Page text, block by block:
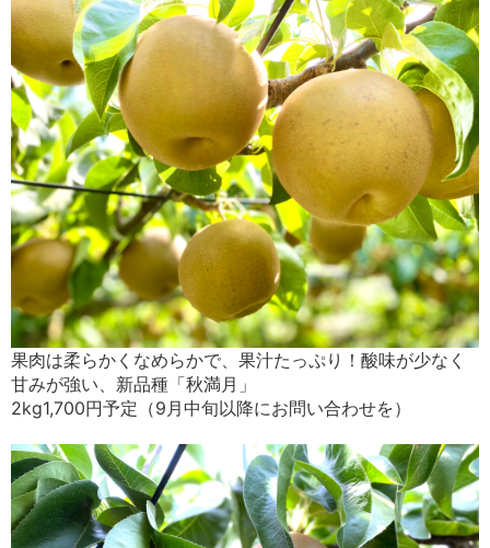
果肉は柔らかくなめらかで、果汁たっぷり！酸味が少なく
甘みが強い、新品種「秋満月」
2kg1,700円予定（9月中旬以降にお問い合わせを）